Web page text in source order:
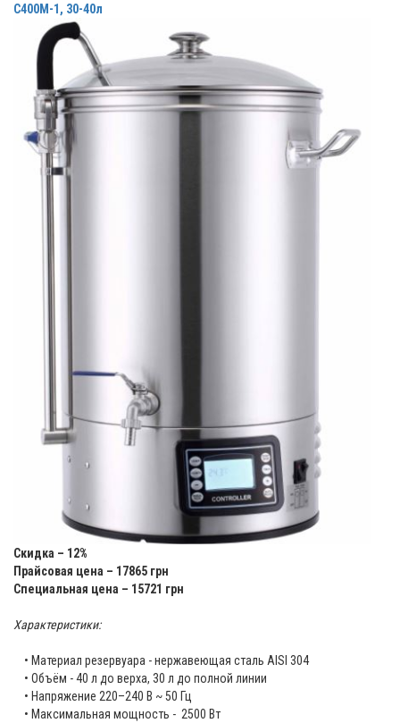
С400М-1, 30-40л
Скидка – 12%
Прайсовая цена – 17865 грн
Специальная цена – 15721 грн
Характеристики:
• Материал резервуара - нержавеющая сталь AISI 304
• Объём - 40 л до верха, 30 л до полной линии
• Напряжение 220–240 В ~ 50 Гц
• Максимальная мощность - 2500 Вт